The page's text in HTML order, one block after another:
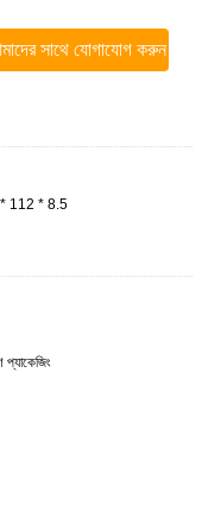
সাথে যোগাযোগ করুন
112 * 8.5
প্যাকেজিং